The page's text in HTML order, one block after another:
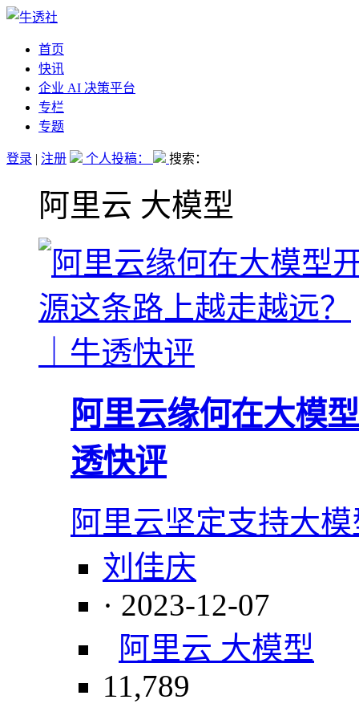
首页
快讯
企业 AI 决策平台
专栏
专题
登录 | 注册 个人投稿： 搜索：
阿里云 大模型
阿里云缘何在大模
透快评
阿里云坚定支持大
刘佳庆
· 2023-12-07
阿里云 大模型
11,789